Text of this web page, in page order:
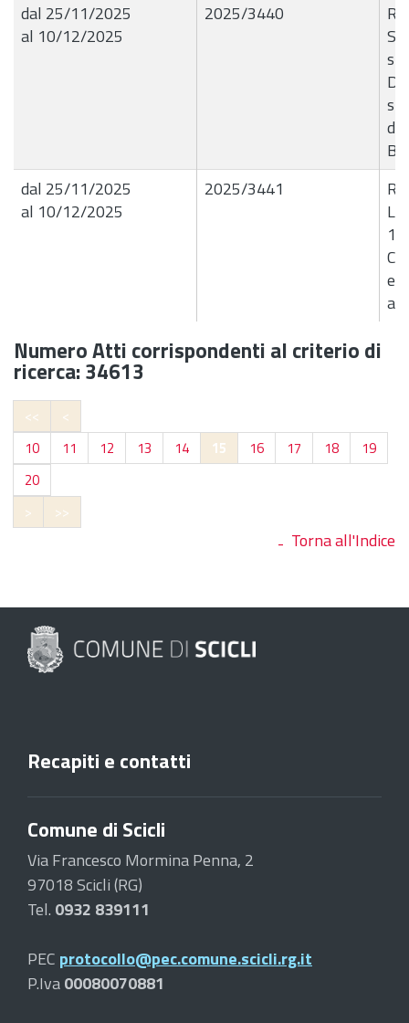
dal 25/11/2025
al 10/12/2025
2025/3440
dal 25/11/2025
al 10/12/2025
2025/3441
al
Numero Atti corrispondenti al criterio di
ricerca: 34613
<<
<
10
11 12 13 14 15 16 17 18
19
20
>
>>
Torna all'Indice
Recapiti e contatti
Comune di Scicli
Via Francesco Mormina Penna, 2
97018 Scicli (RG)
Tel. 0932 839111
PEC protocollo@pec.comune.scicli.rg.it
P.Iva00080070881